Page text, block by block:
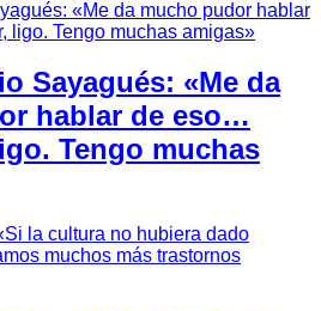
Sayagués: «Me da
hablar de eso…
Tengo muchas